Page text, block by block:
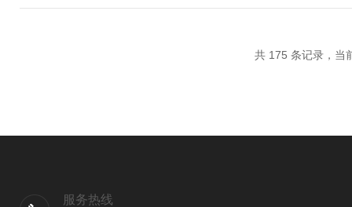
共 175 条记录，
服务热线